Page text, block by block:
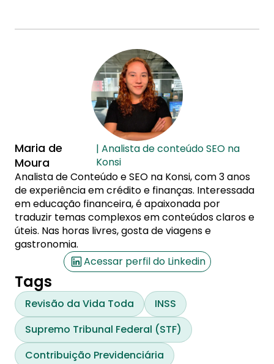
Maria de
Moura
| Analista de conteúdo SEO na
Konsi
Analista de Conteúdo e SEO na Konsi, com 3 anos
de experiência em crédito e finanças. Interessada
em educação financeira, é apaixonada por
traduzir temas complexos em conteúdos claros e
úteis. Nas horas livres, gosta de viagens e
gastronomia.
Acessar perfil do Linkedin
Tags
Revisão da Vida Toda
INSS
Supremo Tribunal Federal (STF)
Contribuição Previdenciária